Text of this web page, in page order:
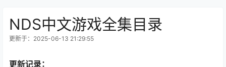
NDS中文游戏全集目录
更新于：2025-06-13 21:29:55
更新记录：